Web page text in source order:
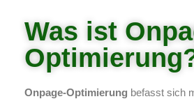
Was ist
Onpage-Optimierung befasst sich